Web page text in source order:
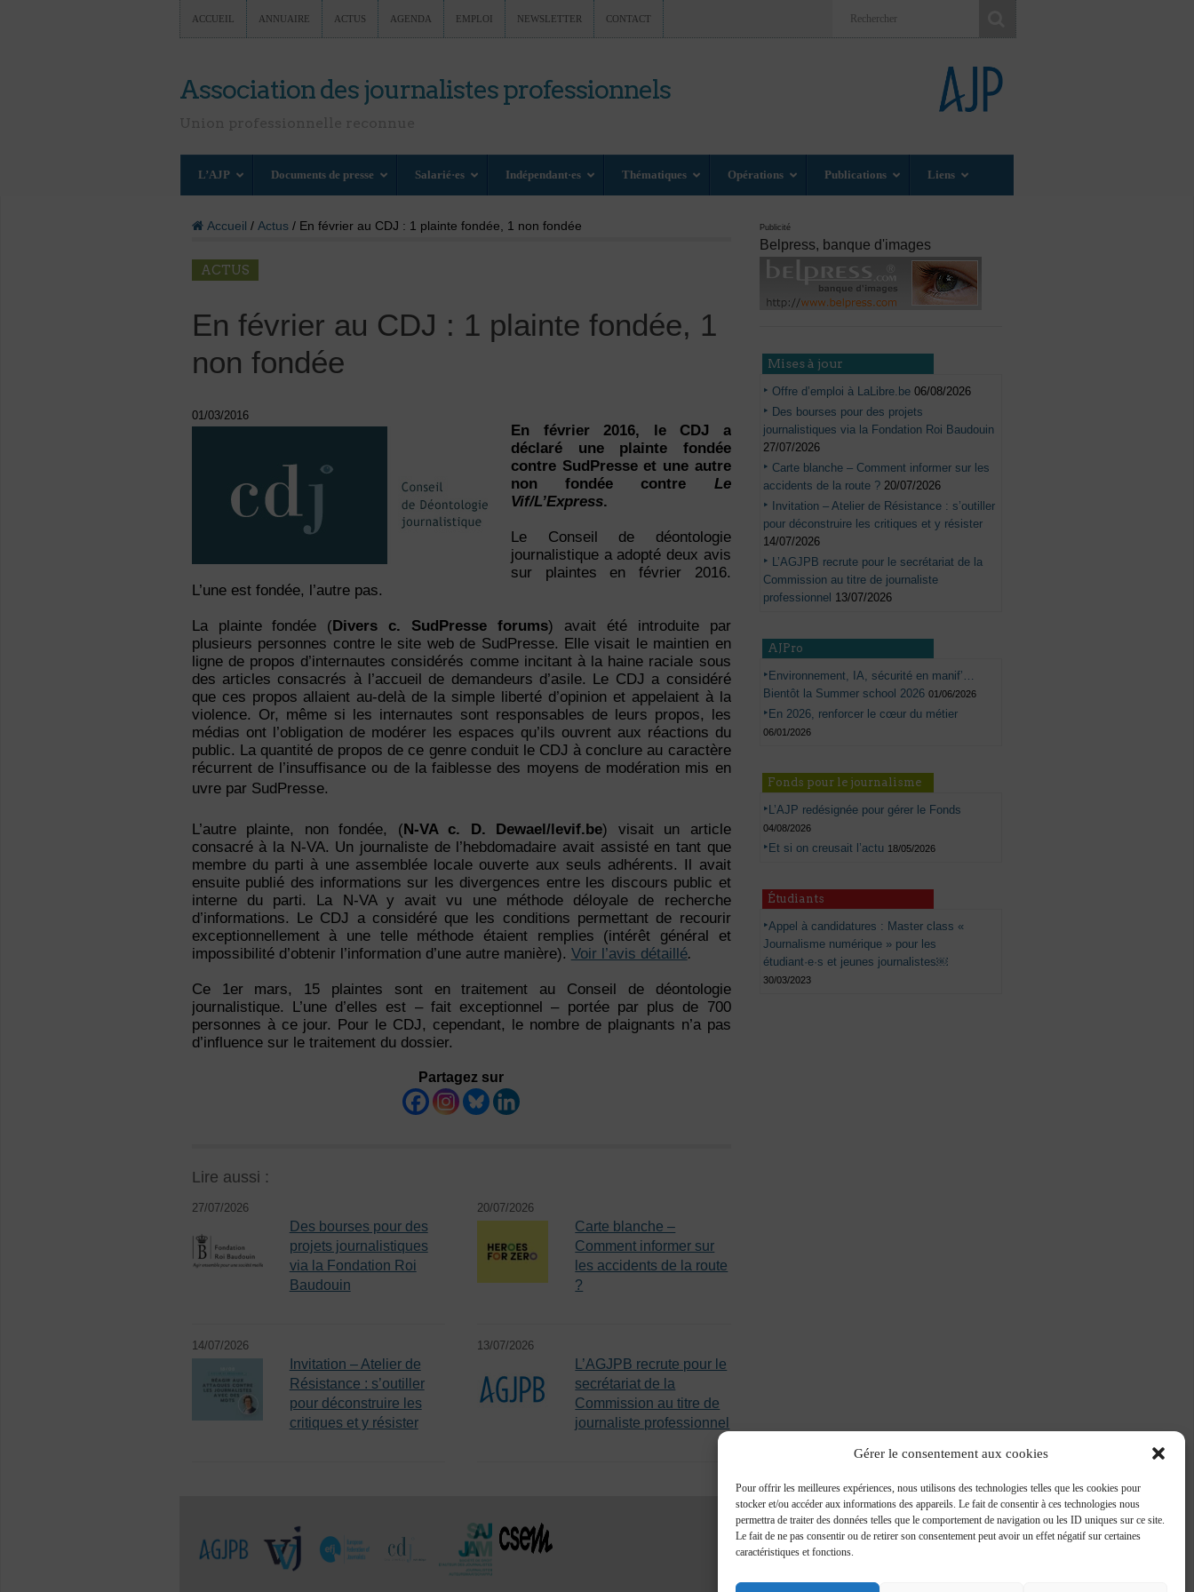
Gérer le consentement aux cookies
Pour offrir les meilleures expériences, nous utilisons des technologies telles que les cookies pour
stocker et/ou accéder aux informations des appareils. Le fait de consentir à ces technologies nous
permettra de traiter des données telles que le comportement de navigation ou les ID uniques sur ce site.
Le fait de ne pas consentir ou de retirer son consentement peut avoir un effet négatif sur certaines
caractéristiques et fonctions.
ACCUEIL ANNUAIRE ACTUS AGENDA EMPLOI NEWSLETTER CONTACT
Association des journalistes professionnels
L’AJP Documents de presse Salarié·es Indépendant·es Thématiques Opérations Publications Liens
Accueil / Actus/ En février au CDJ : 1 plainte fondée, 1 non fondée
ACTUS
En février au CDJ : 1 plainte fondée, 1
non fondée
01/03/2016
En février 2016, le CDJ a
déclaré une plainte fondée
contre SudPresse et une autre
non fondée contre Le
Vif/L’Express.
Le Conseil de déontologie
journalistique a adopté deux avis
sur plaintes en février 2016.
L’une est fondée, l’autre pas.
La plainte fondée (Divers c. SudPresse forums) avait été introduite par
plusieurs personnes contre le site web de SudPresse. Elle visait le maintien en
ligne de propos d’internautes considérés comme incitant à la haine raciale sous
des articles consacrés à l’accueil de demandeurs d’asile. Le CDJ a considéré
que ces propos allaient au-delà de la simple liberté d’opinion et appelaient à la
violence. Or, même si les internautes sont responsables de leurs propos, les
médias ont l’obligation de modérer les espaces qu’ils ouvrent aux réactions du
public. La quantité de propos de ce genre conduit le CDJ à conclure au caractère
récurrent de l’insuffisance ou de la faiblesse des moyens de modération mis en
uvre par SudPresse.
L’autre plainte, non fondée, (N-VA c. D. Dewael/levif.be) visait un article
consacré à la N-VA. Un journaliste de l’hebdomadaire avait assisté en tant que
membre du parti à une assemblée locale ouverte aux seuls adhérents. Il avait
ensuite publié des informations sur les divergences entre les discours public et
interne du parti. La N-VA y avait vu une méthode déloyale de recherche
d’informations. Le CDJ a considéré que les conditions permettant de recourir
exceptionnellement à une telle méthode étaient remplies (intérêt général et
impossibilité d’obtenir l’information d’une autre manière). Voir l’avis détaillé.
Ce 1ermars, 15 plaintes sont en traitement au Conseil de déontologie
journalistique. L’une d’elles est – fait exceptionnel – portée par plus de 700
personnes à ce jour. Pour le CDJ, cependant, le nombre de plaignants n’a pas
d’influence sur le traitement du dossier.
Partagez sur
Lire aussi :
27/07/2026
Des bourses pour des
projets journalistiques
via la Fondation Roi
Baudouin
20/07/2026
Carte blanche –
Comment informer sur
les accidents de la route
?
14/07/2026
Invitation – Atelier de
Résistance : s’outiller
pour déconstruire les
critiques et y résister
13/07/2026
L’AGJPB recrute pour le
secrétariat de la
Commission au titre de
journaliste professionnel
Publicité
Belpress, banque d'images
Mises à jour
Offre d’emploi à LaLibre.be 06/08/2026
Des bourses pour des projets
journalistiques via la Fondation Roi Baudouin
27/07/2026
Carte blanche – Comment informer sur les
accidents de la route ? 20/07/2026
Invitation – Atelier de Résistance : s’outiller
pour déconstruire les critiques et y résister
14/07/2026
L’AGJPB recrute pour le secrétariat de la
Commission au titre de journaliste
professionnel 13/07/2026
AJPro
Environnement, IA, sécurité en manif’…
Bientôt la Summer school 2026 01/06/2026
En 2026, renforcer le cœur du métier
06/01/2026
Fonds pour le journalisme
L’AJP redésignée pour gérer le Fonds
04/08/2026
Et si on creusait l’actu 18/05/2026
Étudiants
Appel à candidatures : Master class «
Journalisme numérique » pour les
étudiant·e·s et jeunes journalistes￼
30/03/2023